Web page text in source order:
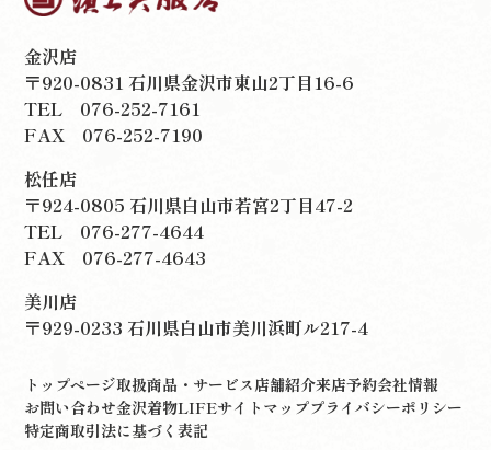
金沢店
〒920-0831 石川県金沢市東山2丁目16-6
TEL 076-252-7161
FAX 076-252-7190
松任店
〒924-0805 石川県白山市若宮2丁目47-2
TEL 076-277-4644
FAX 076-277-4643
美川店
〒929-0233 石川県白山市美川浜町ル217-4
トップページ取扱商品・サービス店舗紹介来店予約会社情報
お問い合わせ金沢着物LIFEサイトマッププライバシーポリシー
特定商取引法に基づく表記